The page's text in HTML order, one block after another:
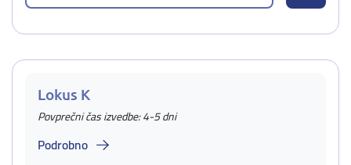
Lokus K
Povprečni čas izvedbe: 4-5 dni
Podrobno